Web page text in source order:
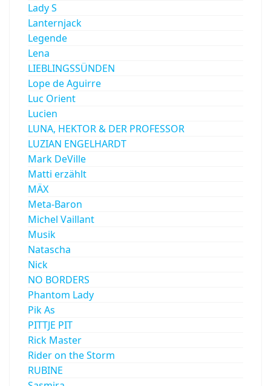
Lady S
Lanternjack
Legende
Lena
LIEBLINGSSÜNDEN
Lope de Aguirre
Luc Orient
Lucien
LUNA, HEKTOR & DER PROFESSOR
LUZIAN ENGELHARDT
Mark DeVille
Matti erzählt
MÄX
Meta-Baron
Michel Vaillant
Musik
Natascha
Nick
NO BORDERS
Phantom Lady
Pik As
PITTJE PIT
Rick Master
Rider on the Storm
RUBINE